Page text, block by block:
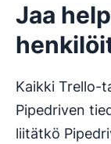
Jaa
Kaikki Trello-
Pipedriven
liitätkö